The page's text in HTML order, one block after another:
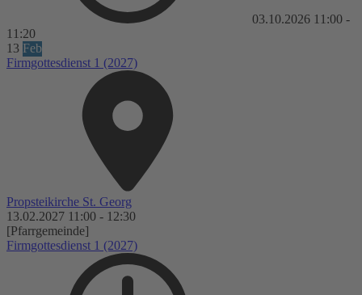
03.10.2026 11:00 -
11:20
13 Feb
Firmgottesdienst 1 (2027)
Propsteikirche St. Georg
13.02.2027 11:00 - 12:30
[Pfarrgemeinde]
Firmgottesdienst 1 (2027)